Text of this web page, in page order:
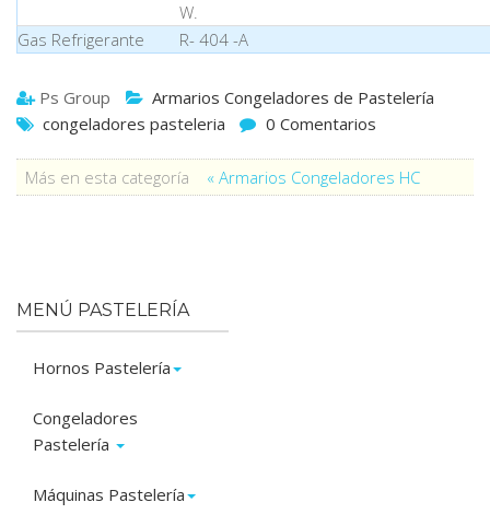
W.
Gas Refrigerante
R- 404 -A
Ps Group
Armarios Congeladores de Pastelería
congeladores pasteleria
0 Comentarios
Más en esta categoría « Armarios Congeladores HC
MENÚ PASTELERÍA
Hornos Pastelería
Congeladores
Pastelería
Máquinas Pastelería